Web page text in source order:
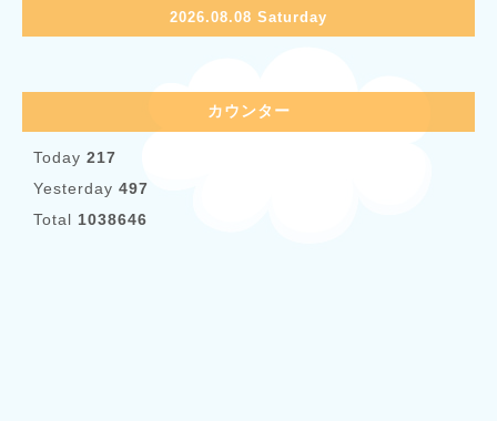
2026.08.08 Saturday
カウンター
Today 217
Yesterday 497
Total 1038646